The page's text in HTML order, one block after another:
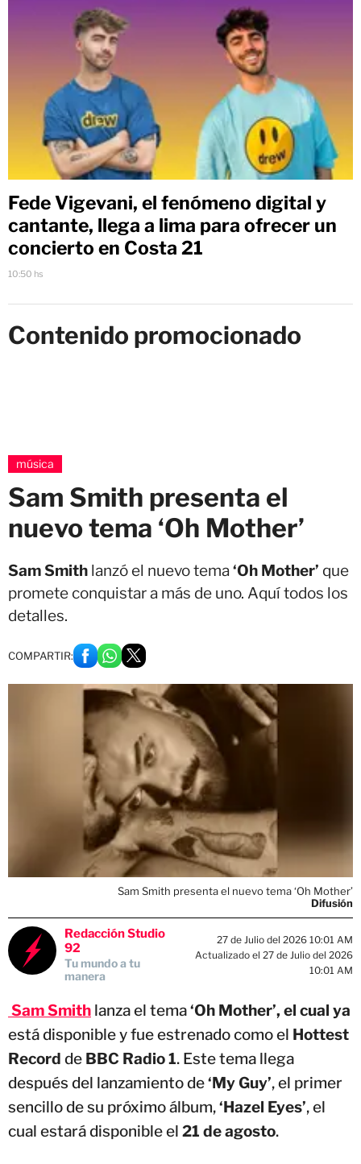
Fede Vigevani, el fenómeno digital y
cantante, llega a lima para ofrecer un
concierto en Costa 21
10:50 hs
Contenido promocionado
música
Sam Smith presenta el
nuevo tema ‘Oh Mother’
Sam Smith lanzó el nuevo tema ‘Oh Mother’ que
promete conquistar a más de uno. Aquí todos los
detalles.
COMPARTIR:
Sam Smith presenta el nuevo tema ‘Oh Mother’
Difusión
Redacción Studio
92
Tu mundo a tu
manera
27 de Julio del 2026 10:01 AM
Actualizado el 27 de Julio del 2026
10:01 AM
Sam Smith lanza el tema‘Oh Mother’, el cual ya
está disponible y fue estrenado como el Hottest
Record de BBC Radio 1. Este tema llega
después del lanzamiento de‘My Guy’, el primer
sencillo de su próximo álbum,‘Hazel Eyes’, el
cual estará disponible el 21 de agosto.